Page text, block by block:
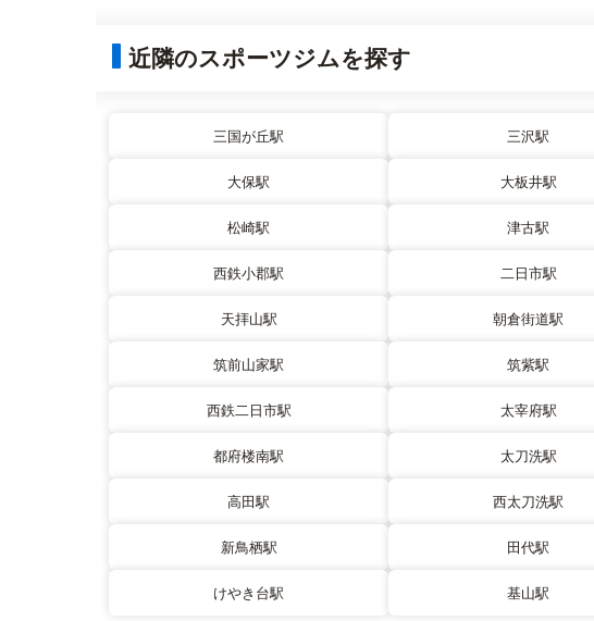
近隣のスポーツジムを探す
三国が丘駅 三沢駅
大保駅 大板井駅
松崎駅 津古駅
西鉄小郡駅 二日市駅
天拝山駅 朝倉街道駅
筑前山家駅 筑紫駅
西鉄二日市駅 太宰府駅
都府楼南駅 太刀洗駅
高田駅 西太刀洗駅
新鳥栖駅 田代駅
けやき台駅 基山駅